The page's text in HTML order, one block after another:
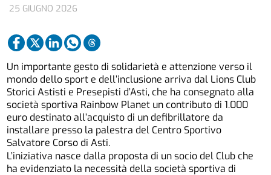
25 GIUGNO 2026
Un importante gesto di solidarietà e attenzione verso il
mondo dello sport e dell’inclusione arriva dal Lions Club
Storici Astisti e Presepisti d’Asti, che ha consegnato alla
società sportiva Rainbow Planet un contributo di 1.000
euro destinato all’acquisto di un defibrillatore da
installare presso la palestra del Centro Sportivo
Salvatore Corso di Asti.
L’iniziativa nasce dalla proposta di un socio del Club che
ha evidenziato la necessità della società sportiva di